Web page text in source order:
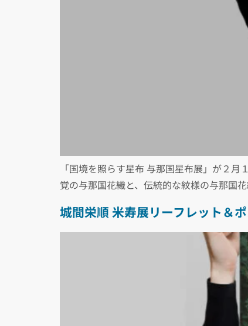
「国境を照らす星布 与那国星布展」が２
覚の与那国花織と、伝統的な紋様の与那国
城間栄順 米寿展リーフレット＆